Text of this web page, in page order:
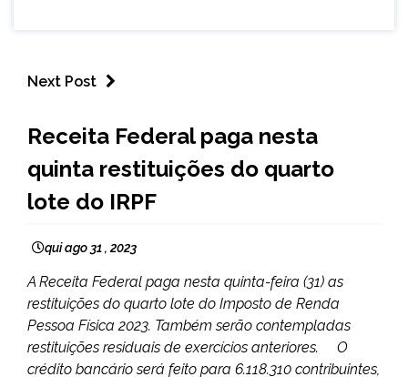
Next Post
NOTÍCIAS
Receita Federal paga nesta
quinta restituições do quarto
lote do IRPF
qui ago 31 , 2023
A Receita Federal paga nesta quinta-feira (31) as
restituições do quarto lote do Imposto de Renda
Pessoa Física 2023. Também serão contempladas
restituições residuais de exercícios anteriores. O
crédito bancário será feito para 6.118.310 contribuintes,